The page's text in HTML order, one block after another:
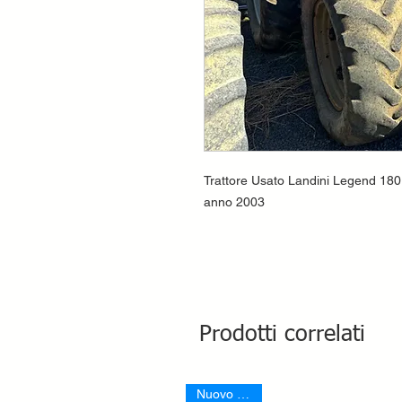
Trattore Usato Landini Legend 180
anno 2003
Prodotti correlati